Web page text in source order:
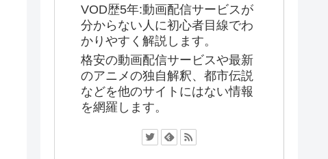
VOD歴5年:動画配信サービスが
分からない人に初心者目線でわ
かりやすく解説します。
格安の動画配信サービスや最新
のアニメの独自解釈、都市伝説
などを他のサイトにはない情報
を網羅します。